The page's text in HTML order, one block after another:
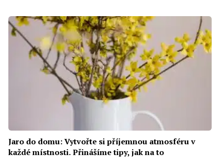
Jaro do domu: Vytvořte si příjemnou atmosféru v
každé místnosti. Přinášíme tipy, jak na to